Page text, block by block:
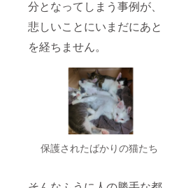
分となってしまう事例が、
悲しいことにいまだにあと
を経ちません。
保護されたばかりの猫たち